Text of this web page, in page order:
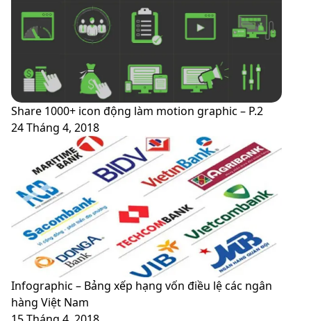
graphic
Share 1000+ icon động làm motion graphic – P.2
24 Tháng 4, 2018
Infographic – Bảng xếp hạng vốn điều lệ các ngân
hàng Việt Nam